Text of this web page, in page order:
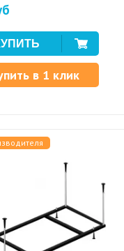
в 1 клик